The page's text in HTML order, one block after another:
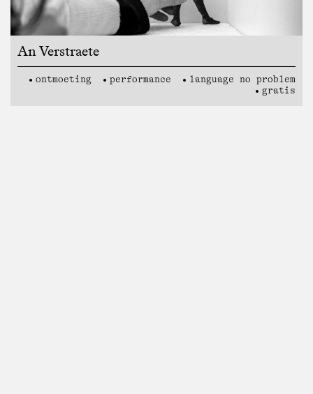
An Verstraete
ontmoeting performance
language no problem
gratis